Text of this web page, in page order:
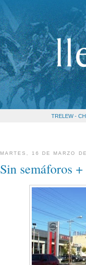
TRELEW -
MARTES, 16 DE MARZO
Sin semáforos